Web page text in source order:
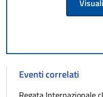
Eventi correlati